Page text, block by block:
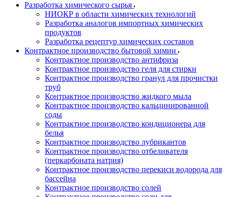
Разработка химического сырья
НИОКР в области химических технологий
Разработка аналогов импортных химических
продуктов
Разработка рецептур химических составов
Контрактное производство бытовой химии
Контрактное производство антифриза
Контрактное производство геля для стирки
Контрактное производство гранул для прочистки
труб
Контрактное производство жидкого мыла
Контрактное производство кальцинированной
соды
Контрактное производство кондиционера для
белья
Контрактное производство лубрикантов
Контрактное производство отбеливателя
(перкарбоната натрия)
Контрактное производство перекиси водорода для
бассейна
Контрактное производство солей